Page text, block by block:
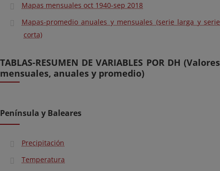
Mapas mensuales oct 1940-sep 2018
Mapas-promedio anuales y mensuales (serie larga y serie
corta)
TABLAS-RESUMEN DE VARIABLES POR DH (Valores
mensuales, anuales y promedio)
Península y Baleares
Precipitación
Temperatura